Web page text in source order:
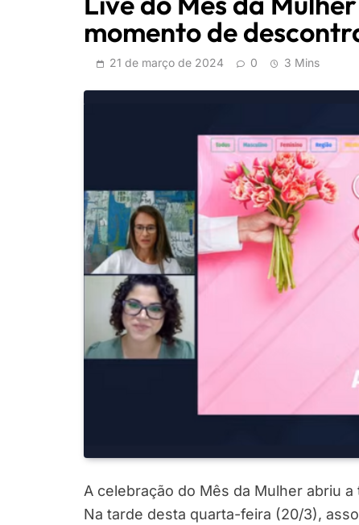
momento de
21 de março de 2024 0 3 Mins
A celebração do Mês da Mulher abriu
Na tarde desta quarta-feira (20/3),